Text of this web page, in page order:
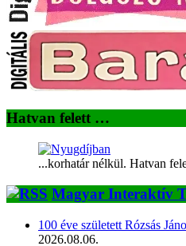
Hatvan felett …
...korhatár nélkül. Hatvan
Magyar Interaktív
100 éve született Rózsás
2026.08.06.